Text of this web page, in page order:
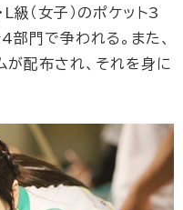
級（女子）のポケット3
部門で争われる。また、
が配布され、それを身に